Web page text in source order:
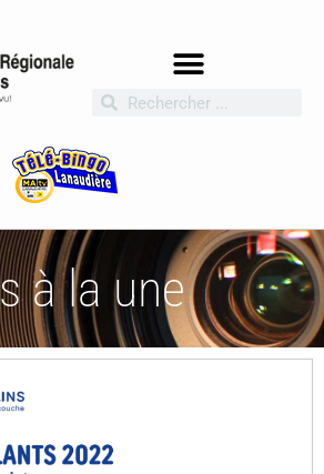
à la une